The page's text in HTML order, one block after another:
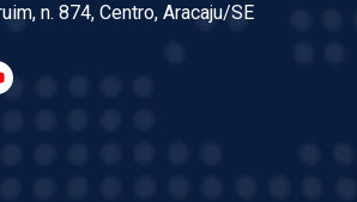
n. 874, Centro, Aracaju/SE